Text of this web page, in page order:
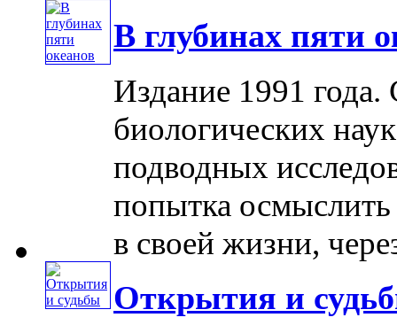
В глубинах пяти
Издание 1991
биологических
подводных
попытка осмыслить
в своей жизни,
Открытия и